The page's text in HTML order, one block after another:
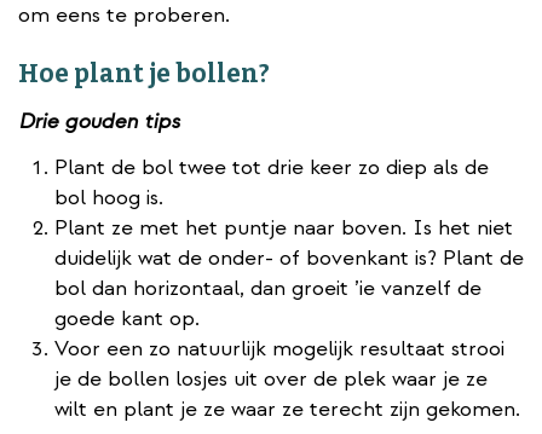
om eens te proberen.
Hoe plant je bollen?
Drie gouden tips
Plant de bol twee tot drie keer zo diep als de
bol hoog is.
Plant ze met het puntje naar boven. Is het niet
duidelijk wat de onder- of bovenkant is? Plant de
bol dan horizontaal, dan groeit ’ie vanzelf de
goede kant op.
Voor een zo natuurlijk mogelijk resultaat strooi
je de bollen losjes uit over de plek waar je ze
wilt en plant je ze waar ze terecht zijn gekomen.